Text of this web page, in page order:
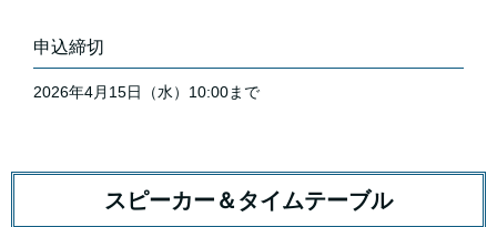
申込締切
2026年4月15日（水）10:00まで
スピーカー＆タイムテーブル